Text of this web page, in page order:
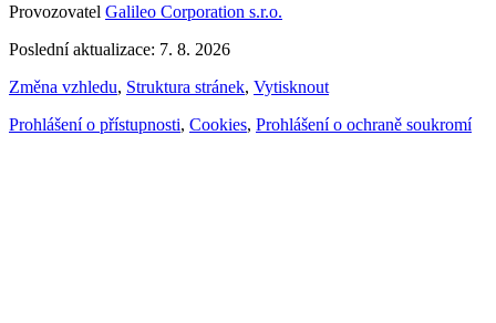
Provozovatel Galileo Corporation s.r.o.
Poslední aktualizace: 7. 8. 2026
Změna vzhledu, Struktura stránek, Vytisknout
Prohlášení o přístupnosti, Cookies, Prohlášení o ochraně soukromí